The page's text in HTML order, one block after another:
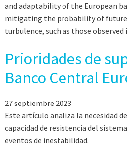
and adaptability of the European
mitigating the probability of future
turbulence, such as those
Prioridades de
Banco Central
27 septiembre 2023
Este artículo analiza la necesidad
capacidad de resistencia del
eventos de inestabilidad.